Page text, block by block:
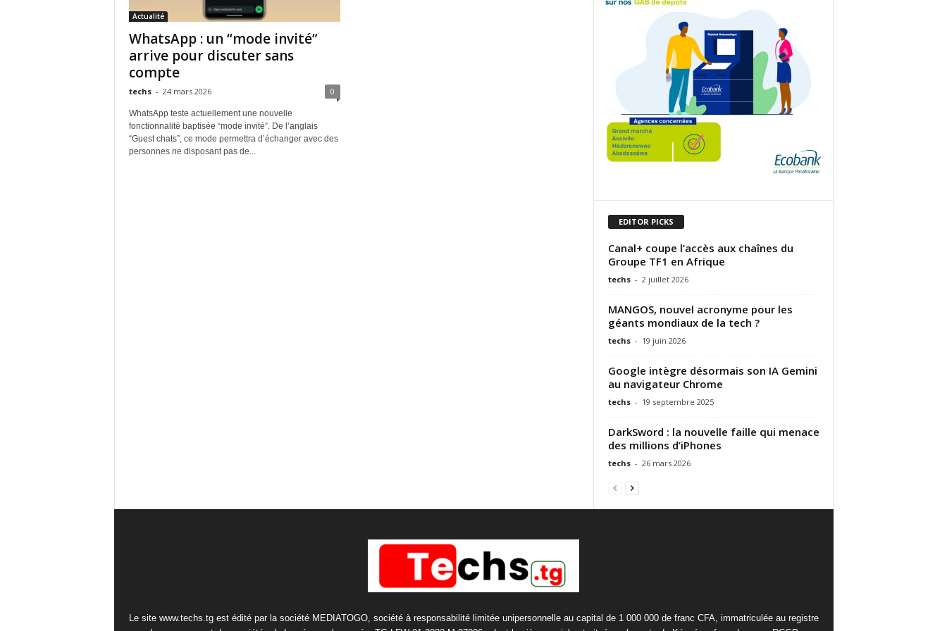
Actualité
WhatsApp : un “mode invité”
arrive pour discuter sans
compte
techs - 24 mars 2026 0
WhatsApp teste actuellement une nouvelle
fonctionnalité baptisée “mode invité”. De l’anglais
“Guest chats”, ce mode permettra d’échanger avec des
personnes ne disposant pas de...
EDITOR PICKS
Canal+ coupe l’accès aux chaînes du
Groupe TF1 en Afrique
techs - 2 juillet 2026
MANGOS, nouvel acronyme pour les
géants mondiaux de la tech ?
techs - 19 juin 2026
Google intègre désormais son IA Gemini
au navigateur Chrome
techs - 19 septembre 2025
DarkSword : la nouvelle faille qui menace
des millions d’iPhones
techs - 26 mars 2026
Le site www.techs.tg est édité par la société MEDIATOGO, société à responsabilité limitée unipersonnelle au capital de 1 000 000 de franc CFA, immatriculée au registre